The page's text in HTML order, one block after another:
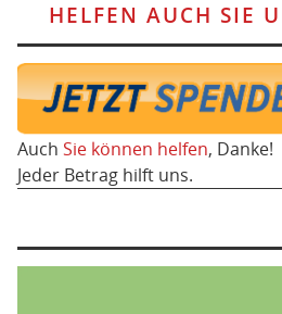
HELFEN AUCH SIE
Auch Sie können helfen, Danke!
Jeder Betrag hilft uns.